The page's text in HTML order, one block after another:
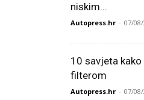
niskim...
Autopress.hr - 07/
10 savjeta
filterom
Autopress.hr - 07/